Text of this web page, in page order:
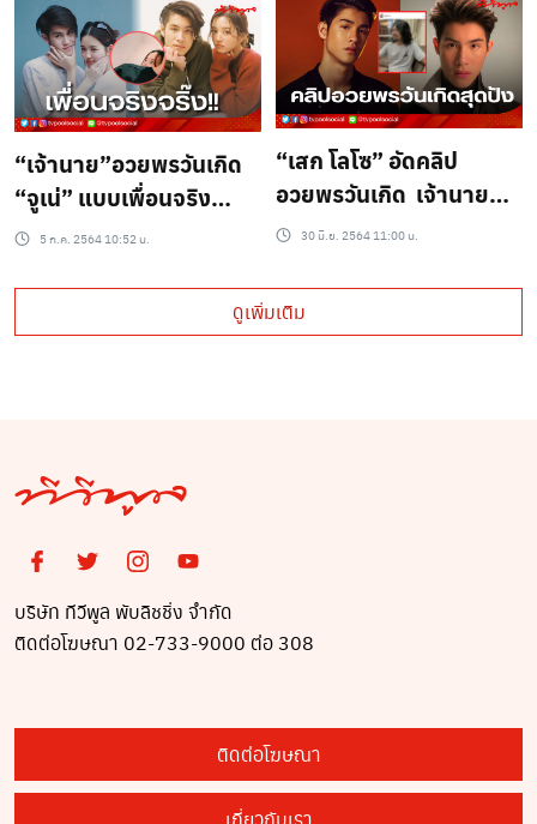
“เจ้านาย”อวยพรวันเกิด
“จูเน่” แบบเพื่อนจริง
จริ๊ง!!5 ก.ค. 2564 10:52 น.
“เสก โลโซ” อัดคลิป
อวยพรวันเกิด เจ้านาย
ลูกชายคนโต “เจ เจตริน”
30 มิ.ย. 2564 11:00 น.
ดูเพิ่มเติม
บริษัท ทีวีพูล พับลิชชิ่ง จำกัด
ติดต่อโฆษณา 02-733-9000 ต่อ 308
ติดต่อโฆษณา